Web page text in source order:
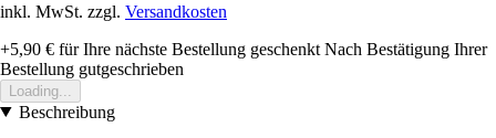
inkl. MwSt. zzgl. Versandkosten
+5,90 € für Ihre nächste Bestellung geschenkt Nach Bestätigung Ihrer
Bestellung gutgeschrieben
Loading...
Beschreibung